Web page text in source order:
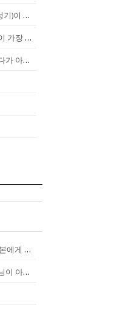
한국의 베테랑 배우들(이순재, 박근형, 안성기)이 말하는 젊은 배우들
한국 여름을 즐기기위해 방문한 외국인들이 가장 신기하게 느끼는 것(암내가...
시어머니에게 10억받는다면 너는?? 돈이 다가 아냐~날 성장 시켜줄 남자...
존 F. 케네디 대통령에게 한국의 통치를 일본에게 넘기는걸 반대한 펄벅 ...
게임스탑(gamestop) 사태는 단순한 해프닝이 아니다.